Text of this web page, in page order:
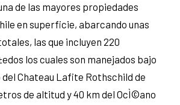
de las mayores propiedades
en superficie, abarcando unas
las que incluyen 220
los cuales son manejados bajo
Chateau Lafite Rothschild de
de altitud y 40 km del OcÌ©ano